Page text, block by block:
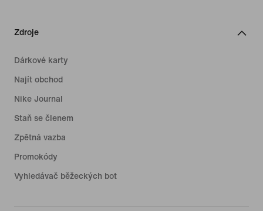
Zdroje
Dárkové karty
Najít obchod
Nike Journal
Staň se členem
Zpětná vazba
Promokódy
Vyhledávač běžeckých bot